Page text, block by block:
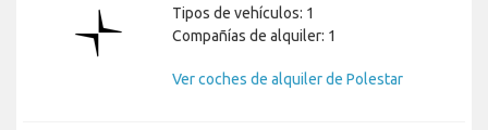
Tipos de vehículos: 1
Compañías de alquiler: 1
Ver coches de alquiler de Polestar